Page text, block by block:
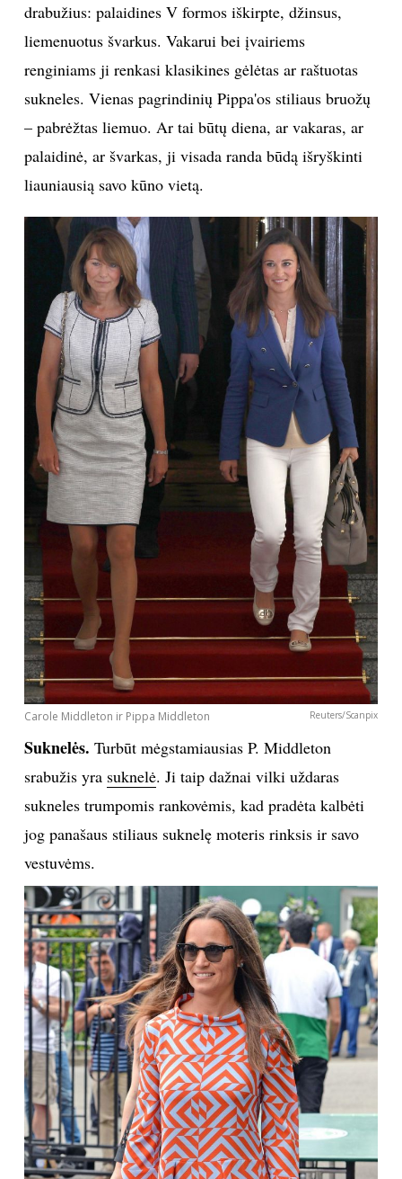
drabužius: palaidines V formos iškirpte, džinsus,
liemenuotus švarkus. Vakarui bei įvairiems
renginiams ji renkasi klasikines gėlėtas ar raštuotas
sukneles. Vienas pagrindinių Pippa'os stiliaus bruožų
– pabrėžtas liemuo. Ar tai būtų diena, ar vakaras, ar
palaidinė, ar švarkas, ji visada randa būdą išryškinti
liauniausią savo kūno vietą.
Carole Middleton ir Pippa Middleton Reuters/Scanpix
Suknelės. Turbūt mėgstamiausias P. Middleton
srabužis yra suknelė. Ji taip dažnai vilki uždaras
sukneles trumpomis rankovėmis, kad pradėta kalbėti
jog panašaus stiliaus suknelę moteris rinksis ir savo
vestuvėms.